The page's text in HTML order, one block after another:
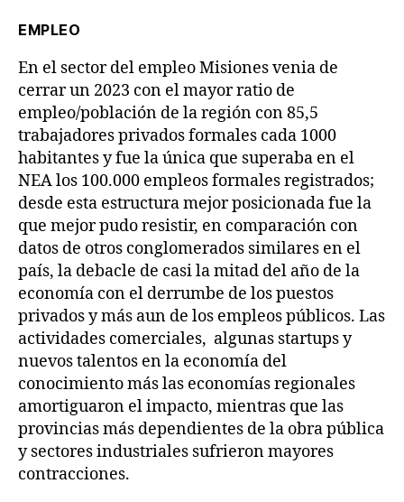
EMPLEO
En el sector del empleo Misiones venia de
cerrar un 2023 con el mayor ratio de
empleo/población de la región con 85,5
trabajadores privados formales cada 1000
habitantes y fue la única que superaba en el
NEA los 100.000 empleos formales registrados;
desde esta estructura mejor posicionada fue la
que mejor pudo resistir, en comparación con
datos de otros conglomerados similares en el
país, la debacle de casi la mitad del año de la
economía con el derrumbe de los puestos
privados y más aun de los empleos públicos. Las
actividades comerciales, algunas startups y
nuevos talentos en la economía del
conocimiento más las economías regionales
amortiguaron el impacto, mientras que las
provincias más dependientes de la obra pública
y sectores industriales sufrieron mayores
contracciones.